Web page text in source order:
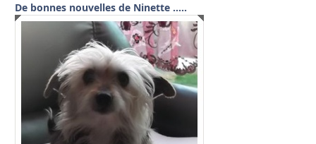
De bonnes nouvelles de Ninette …..